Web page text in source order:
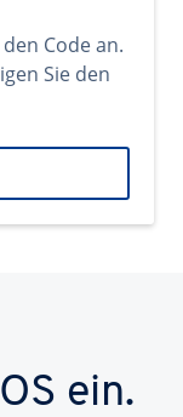
Code an.
Sie den
ein.